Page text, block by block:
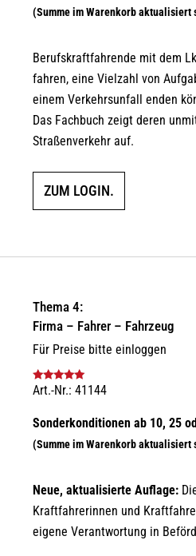
Berufskraftfahrende mit dem
fahren, eine Vielzahl von
einem Verkehrsunfall enden
Das Fachbuch zeigt deren
Straßenverkehr auf.
ZUM LOGIN.
Thema 4:
Firma – Fahrer – Fahrzeug
Für Preise bitte einloggen
Bewertet mit
Art.-Nr.: 41144
Neue, aktualisierte Auflage:
Kraftfahrerinnen und
eigene Verantwortung in